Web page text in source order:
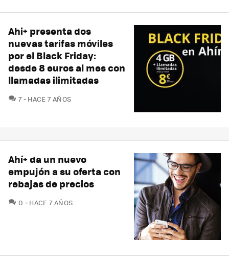
Ahi+ presenta dos
nuevas tarifas móviles
por el Black Friday:
desde 8 euros al mes con
llamadas ilimitadas
7COMENTARIOS
HACE 7 AÑOS
Ahí+ da un nuevo
empujón a su oferta con
rebajas de precios
0 COMENTARIOS
HACE 7 AÑOS